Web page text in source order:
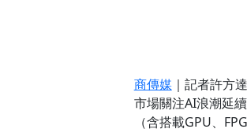
商傳媒｜記者許方
市場關注AI浪潮延
（含搭載GPU、